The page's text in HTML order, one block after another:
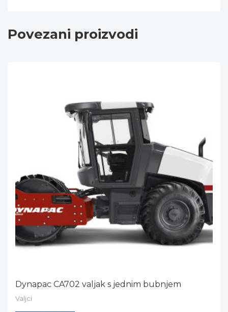
Povezani proizvodi
Dynapac CA702 valjak s jednim bubnjem
Valjci